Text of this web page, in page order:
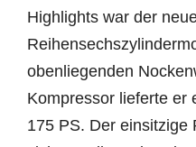
Highlights war der
obenliegenden
Kompressor lieferte er
175 PS. Der einsitzige